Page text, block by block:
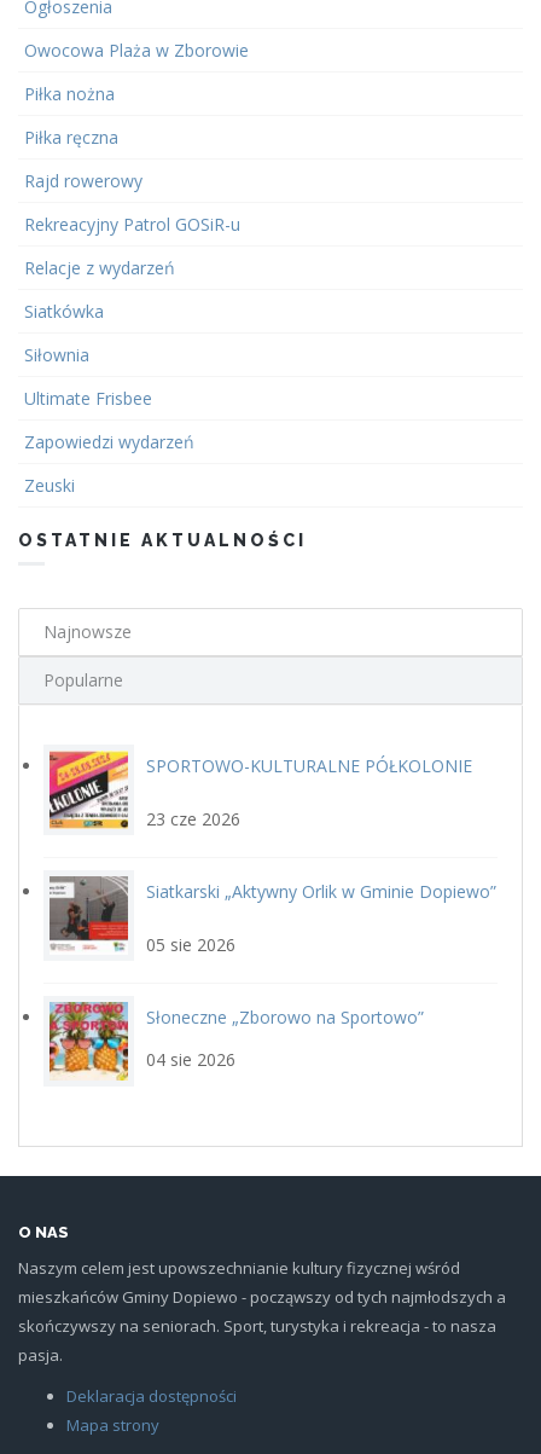
Ogłoszenia
Owocowa Plaża w Zborowie
Piłka nożna
Piłka ręczna
Rajd rowerowy
Rekreacyjny Patrol GOSiR-u
Relacje z wydarzeń
Siatkówka
Siłownia
Ultimate Frisbee
Zapowiedzi wydarzeń
Zeuski
OSTATNIE AKTUALNOŚCI
Najnowsze
Popularne
plakat.jpg
SPORTOWO-KULTURALNE PÓŁKOLONIE
23 cze 2026
siatka_poziom.jpg
Siatkarski „Aktywny Orlik w Gminie Dopiewo”
05 sie 2026
Słoneczne „Zborowo na Sportowo”
04 sie 2026
O NAS
Naszym celem jest upowszechnianie kultury fizycznej wśród
mieszkańców Gminy Dopiewo - począwszy od tych najmłodszych a
skończywszy na seniorach. Sport, turystyka i rekreacja - to nasza
pasja.
Deklaracja dostępności
Mapa strony